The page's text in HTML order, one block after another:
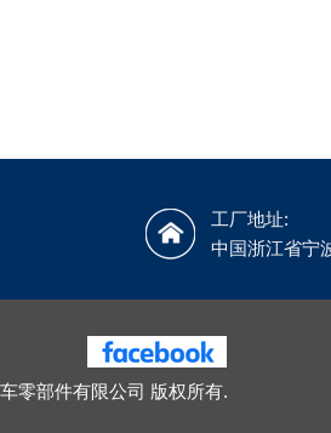
工厂地址:
中国浙江省宁
零部件有限公司 版权所有.